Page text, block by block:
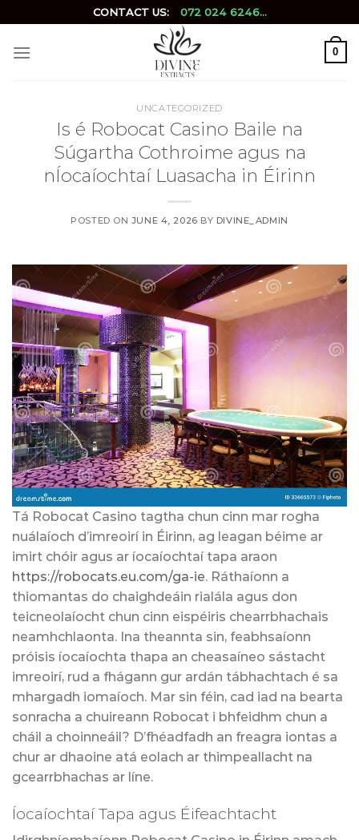
to
content
CONTACT US: 072 024 6246...
0
UNCATEGORIZED
Is é Robocat Casino Baile na
Súgartha Cothroime agus na
nÍocaíochtaí Luasacha in Éirinn
POSTED ON JUNE 4, 2026 BY DIVINE_ADMIN
Tá Robocat Casino tagtha chun cinn mar rogha
nuálaíoch d’imreoirí in Éirinn, ag leagan béime ar
imirt chóir agus ar íocaíochtaí tapa araon
https://robocats.eu.com/ga-ie. Ráthaíonn a
thiomantas do chaighdeáin rialála agus don
teicneolaíocht chun cinn eispéiris chearrbhachais
neamhchlaonta. Ina theannta sin, feabhsaíonn
próisis íocaíochta thapa an cheasaíneo sástacht
imreoirí, rud a fhágann gur ardán tábhachtach é sa
mhargadh iomaíoch. Mar sin féin, cad iad na bearta
sonracha a chuireann Robocat i bhfeidhm chun a
cháil a choinneáil? D’fhéadfadh an freagra iontas a
chur ar dhaoine atá eolach ar thimpeallacht na
gcearrbhachas ar líne.
Íocaíochtaí Tapa agus Éifeachtacht